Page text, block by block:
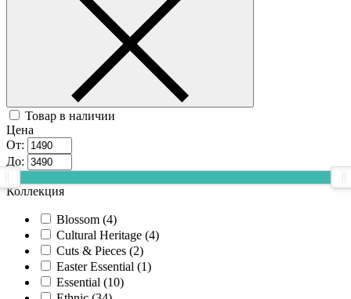
Товар в наличии
Цена
От:
До:
Коллекция
Blossom (4)
Cultural Heritage (4)
Cuts & Pieces (2)
Easter Essential (1)
Essential (10)